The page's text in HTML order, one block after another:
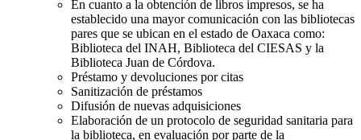
En cuanto a la obtención de libros impresos, se ha
establecido una mayor comunicación con las bibliotecas
pares que se ubican en el estado de Oaxaca como:
Biblioteca del INAH, Biblioteca del CIESAS y la
Biblioteca Juan de Córdova.
Préstamo y devoluciones por citas
Sanitización de préstamos
Difusión de nuevas adquisiciones
Elaboración de un protocolo de seguridad sanitaria para
la biblioteca, en evaluación por parte de la